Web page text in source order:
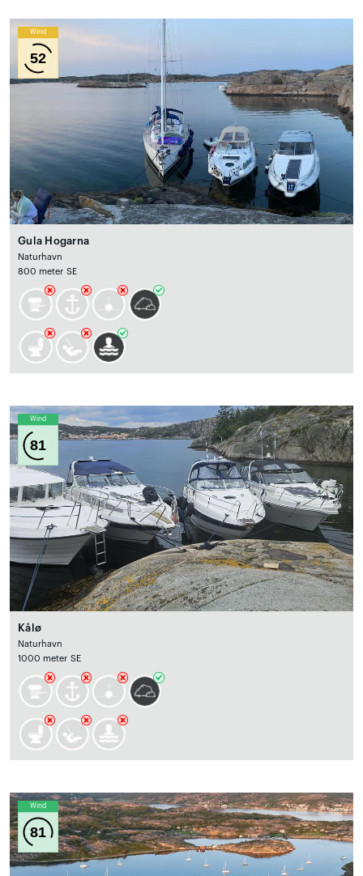
Wind
52
Gula Hogarna
Naturhavn
800 meter SE
Wind
81
Kålø
Naturhavn
1000 meter SE
Wind
81